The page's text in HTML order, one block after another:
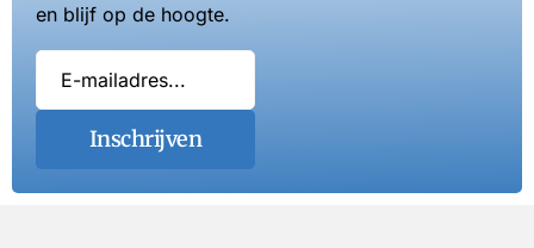
en blijf op de hoogte.
Inschrijven